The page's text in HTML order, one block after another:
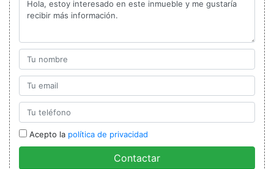
Acepto la política de privacidad
Contactar